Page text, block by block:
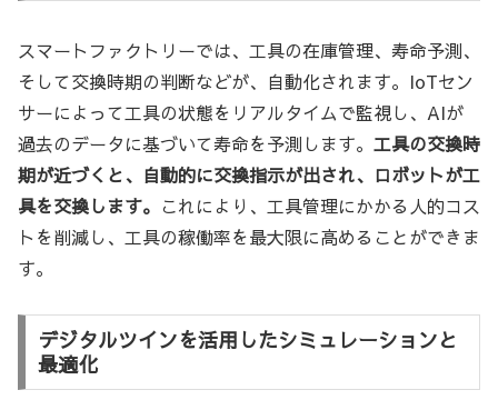
スマートファクトリーでは、工具の在庫管理、寿命予測、
そして交換時期の判断などが、自動化されます。IoTセン
サーによって工具の状態をリアルタイムで監視し、AIが
過去のデータに基づいて寿命を予測します。 工具の交換時
期が近づくと、自動的に交換指示が出され、ロボットが工
具を交換します。 これにより、工具管理にかかる人的コス
トを削減し、工具の稼働率を最大限に高めることができま
す。
デジタルツインを活用したシミュレーションと
最適化